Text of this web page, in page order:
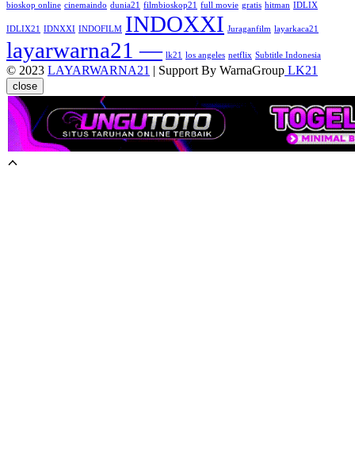
bioskop online cinemaindo dunia21 filmbioskop21 full movie gratis hitman IDLIX
IDLIX21 IDNXXI INDOFILM INDOXXI Juraganfilm layarkaca21
layarwarna21 — lk21 los angeles netflix Subtitle Indonesia
© 2023 LAYARWARNA21 | Support By WarnaGroup LK21
close